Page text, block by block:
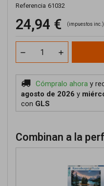
Referencia 61032
24,94 € (impuestos inc.)
Cómpralo ahora y
agosto de 2026 y
con GLS
Combinan a la